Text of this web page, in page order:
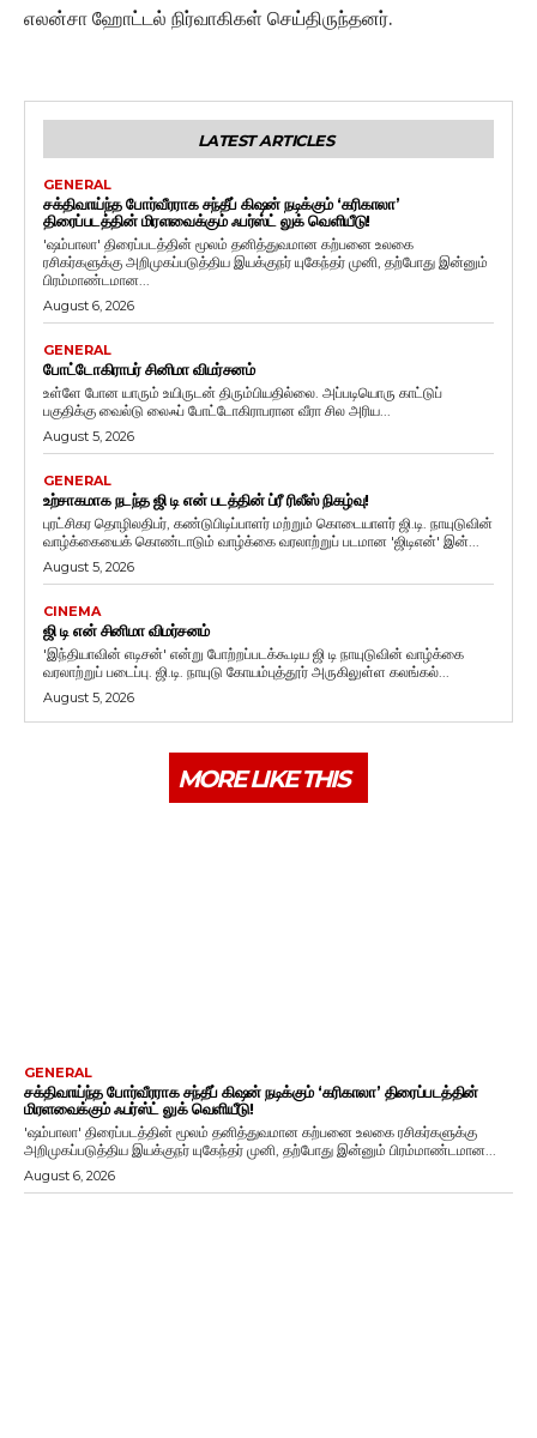
எலன்சா ஹோட்டல் நிர்வாகிகள் செய்திருந்தனர்.
LATEST ARTICLES
GENERAL
சக்திவாய்ந்த போர்வீரராக சந்தீப் கிஷன் நடிக்கும் ‘கரிகாலா’
திரைப்படத்தின் மிரளவைக்கும் ஃபர்ஸ்ட் லுக் வெளியீடு!
'ஷம்பாலா' திரைப்படத்தின் மூலம் தனித்துவமான கற்பனை உலகை
ரசிகர்களுக்கு அறிமுகப்படுத்திய இயக்குநர் யுகேந்தர் முனி, தற்போது இன்னும்
பிரம்மாண்டமான...
August 6, 2026
GENERAL
போட்டோகிராபர் சினிமா விமர்சனம்
உள்ளே போன யாரும் உயிருடன் திரும்பியதில்லை. அப்படியொரு காட்டுப்
பகுதிக்கு வைல்டு லைஃப் போட்டோகிராபரான வீரா சில அரிய...
August 5, 2026
GENERAL
உற்சாகமாக நடந்த ஜி டி என் படத்தின் ப்ரீ ரிலீஸ் நிகழ்வு!
புரட்சிகர தொழிலதிபர், கண்டுபிடிப்பாளர் மற்றும் கொடையாளர் ஜி.டி. நாயுடுவின்
வாழ்க்கையைக் கொண்டாடும் வாழ்க்கை வரலாற்றுப் படமான 'ஜிடிஎன்' இன்...
August 5, 2026
CINEMA
ஜி டி என் சினிமா விமர்சனம்
'இந்தியாவின் எடிசன்' என்று போற்றப்படக்கூடிய ஜி டி நாயுடுவின் வாழ்க்கை
வரலாற்றுப் படைப்பு. ஜி.டி. நாயுடு கோயம்புத்தூர் அருகிலுள்ள கலங்கல்...
August 5, 2026
MORE LIKE THIS
GENERAL
சக்திவாய்ந்த போர்வீரராக சந்தீப் கிஷன் நடிக்கும் ‘கரிகாலா’ திரைப்படத்தின்
மிரளவைக்கும் ஃபர்ஸ்ட் லுக் வெளியீடு!
'ஷம்பாலா' திரைப்படத்தின் மூலம் தனித்துவமான கற்பனை உலகை ரசிகர்களுக்கு
அறிமுகப்படுத்திய இயக்குநர் யுகேந்தர் முனி, தற்போது இன்னும் பிரம்மாண்டமான...
August 6, 2026